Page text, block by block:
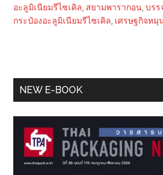
อะลูมิเนียมรีไซเคิล, สยามพารากอน,บร
กระป๋องอะลูมิเนียมรีไซเคิล, เศรษฐกิจหมุ
Primary
NEW E-BOOK